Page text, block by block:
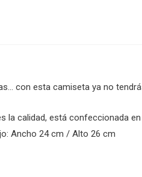
con esta camiseta ya no
calidad, está confeccionada
Ancho 24 cm / Alto 26 cm